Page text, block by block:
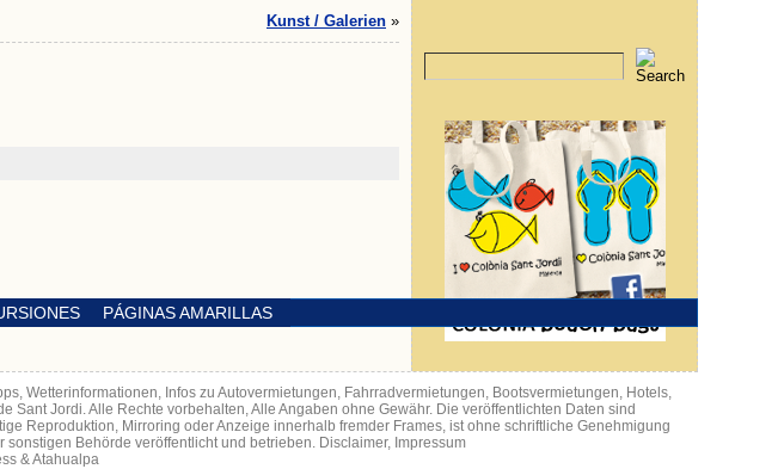
PÁGINAS AMARILLAS
Kunst / Galerien »
Wetterinformationen, Infos zu Autovermietungen, Fahrradvermietungen, Bootsvermietungen, Hotels,
Jordi. Alle Rechte vorbehalten, Alle Angaben ohne Gewähr. Die veröffentlichten Daten sind
Reproduktion, Mirroring oder Anzeige innerhalb fremder Frames, ist ohne schriftliche Genehmigung
Behörde veröffentlicht und betrieben. Disclaimer, Impressum
&Atahualpa